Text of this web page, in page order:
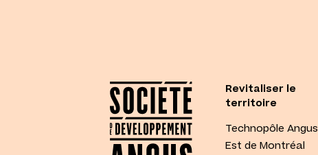
Revitaliser le
territoire
Technopôle Angus
Est de Montréal